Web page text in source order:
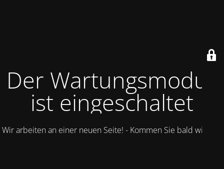
Der Wartungsmodus
ist eingeschaltet
Wir arbeiten an einer neuen Seite! - Kommen Sie bald wieder.